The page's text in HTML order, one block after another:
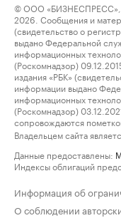
© ООО
2026. Сообщения и
(свидетельство о
выдано Федеральной
информационных
(Роскомнадзор)
издания «РБК»
информации выдано
информационных
(Роскомнадзор)
сопровождаются
Владельцем сайта
Данные предоставлены:
Индексы облигаций
Информация об
О соблюдении